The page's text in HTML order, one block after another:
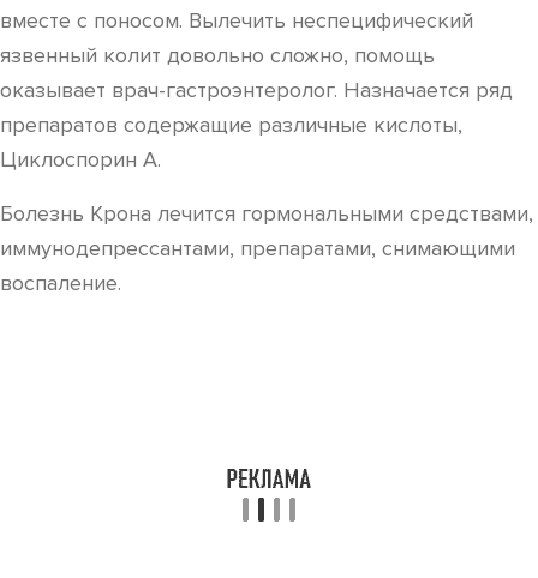
вместе с поносом. Вылечить неспецифический
язвенный колит довольно сложно, помощь
оказывает врач-гастроэнтеролог. Назначается ряд
препаратов содержащие различные кислоты,
Циклоспорин А.
Болезнь Крона лечится гормональными средствами,
иммунодепрессантами, препаратами, снимающими
воспаление.